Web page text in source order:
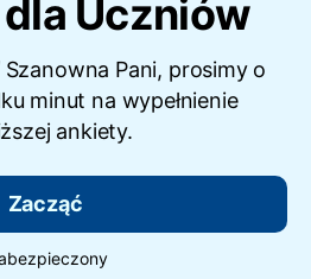
Uczniów
Pani, prosimy o
minut na wypełnienie
ankiety.
Zacząć